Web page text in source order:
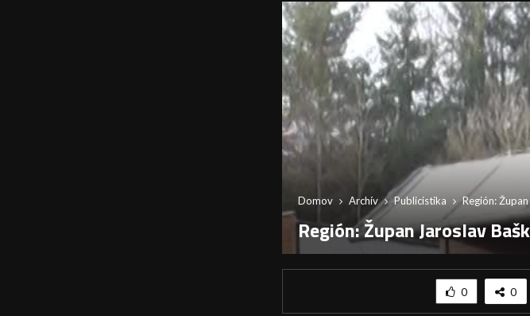
Domov Archív Publicistika Región:
Región: Župan Jaroslav
0 0